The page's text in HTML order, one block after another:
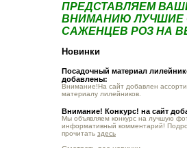
ПРЕДСТАВЛЯЕМ
ВНИМАНИЮ ЛУЧШИЕ
САЖЕНЦЕВ РОЗ НА
Новинки
Посадочный материал
добавлены:
Внимание!На сайт добавлен
материалу лилейников.
Внимание! Конкурс! на сайт
Мы объявляем конкурс на лучшую
информативный комментарий!
прочитать здесь